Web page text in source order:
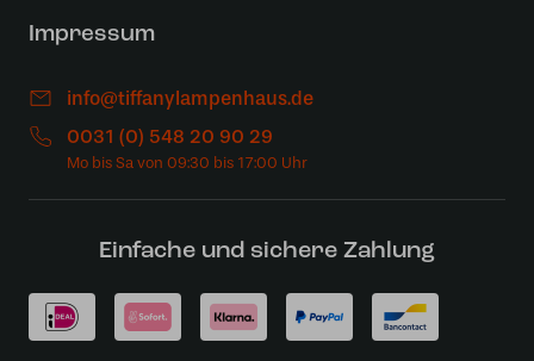
Impressum
info@tiffanylampenhaus.de
0031 (0) 548 20 90 29
Einfache und sichere Zahlung